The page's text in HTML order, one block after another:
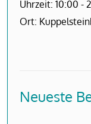
Uhrzeit: 10:00 -
Ort:
Neueste